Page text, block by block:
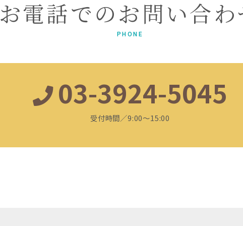
お電話でのお問い合
PHONE
03-3924-5045
受付時間／9:00～15:00